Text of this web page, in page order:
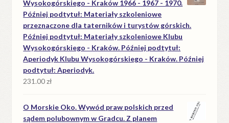
Wysokogórskiego - Kraków 1966 - 1967 - 1970.
Później podtytuł: Materiały szkoleniowe
przeznaczone dla taterników i turystów górskich.
Później podtytuł: Materiały szkoleniowe Klubu
Wysokogórskiego - Kraków. Później podtytuł:
Aperiodyk Klubu Wysokogórskiego - Kraków. Później
podtytuł: Aperiodyk.
231.00zł
O Morskie Oko. Wywód praw polskich przed
sądem polubownym w Gradcu. Z planem